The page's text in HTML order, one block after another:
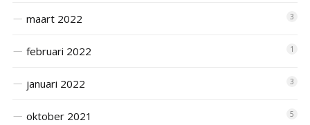
maart 2022 3
februari 2022 1
januari 2022 3
oktober 2021 5